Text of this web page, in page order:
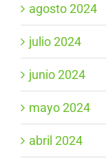
agosto 2024
julio 2024
junio 2024
mayo 2024
abril 2024